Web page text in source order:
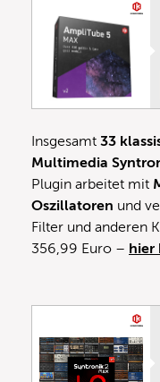
Insgesamt 33
Multimedia
Plugin arbeitet mit
Oszillatoren und
Filter und anderen
356,99 Euro – hier